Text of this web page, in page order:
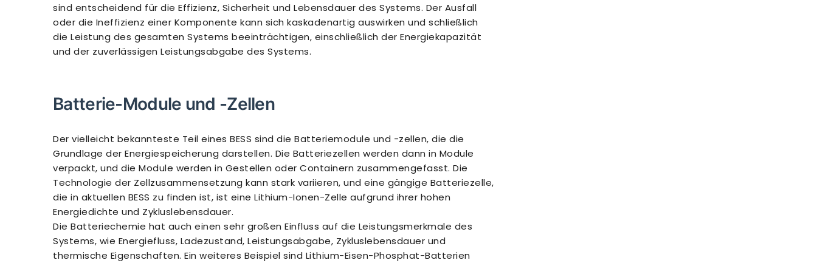
sind entscheidend für die Effizienz, Sicherheit und Lebensdauer des Systems. Der Ausfall
oder die Ineffizienz einer Komponente kann sich kaskadenartig auswirken und schließlich
die Leistung des gesamten Systems beeinträchtigen, einschließlich der Energiekapazität
und der zuverlässigen Leistungsabgabe des Systems.
Batterie-Module und -Zellen
Der vielleicht bekannteste Teil eines BESS sind die Batteriemodule und -zellen, die die
Grundlage der Energiespeicherung darstellen. Die Batteriezellen werden dann in Module
verpackt, und die Module werden in Gestellen oder Containern zusammengefasst. Die
Technologie der Zellzusammensetzung kann stark variieren, und eine gängige Batteriezelle,
die in aktuellen BESS zu finden ist, ist eine Lithium-Ionen-Zelle aufgrund ihrer hohen
Energiedichte und Zykluslebensdauer.
Die Batteriechemie hat auch einen sehr großen Einfluss auf die Leistungsmerkmale des
Systems, wie Energiefluss, Ladezustand, Leistungsabgabe, Zykluslebensdauer und
thermische Eigenschaften. Ein weiteres Beispiel sind Lithium-Eisen-Phosphat-Batterien